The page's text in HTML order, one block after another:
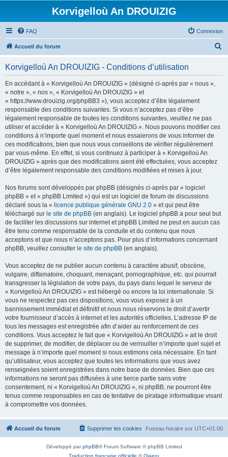
Korvigelloù An DROUIZIG
FAQ Connexion
Accueil du forum
Korvigelloù An DROUIZIG - Conditions d’utilisation
En accédant à « Korvigelloù An DROUIZIG » (désigné ci-après par « nous »,
« notre », « nos », « Korvigelloù An DROUIZIG » et
« https://www.drouizig.org/phpBB3 »), vous acceptez d’être légalement
responsable des conditions suivantes. Si vous n’acceptez pas d’être
légalement responsable de toutes les conditions suivantes, veuillez ne pas
utiliser et accéder à « Korvigelloù An DROUIZIG ». Nous pouvons modifier ces
conditions à n’importe quel moment et nous essaierons de vous informer de
ces modifications, bien que nous vous conseillons de vérifier régulièrement
par vous-même. En effet, si vous continuez à participer à « Korvigelloù An
DROUIZIG » après que des modifications aient été effectuées, vous acceptez
d’être légalement responsable des conditions modifiées et mises à jour.
Nos forums sont développés par phpBB (désignés ci-après par « logiciel
phpBB » et « phpBB Limited ») qui est un logiciel de forum de discussions
déclaré sous la « licence publique générale GNU 2.0 » et qui peut être
téléchargé sur le site de phpBB (en anglais). Le logiciel phpBB a pour seul but
de faciliter les discussions sur internet et phpBB Limited ne peut en aucun cas
être tenu comme responsable de la conduite et du contenu que nous
acceptons et que nous n’acceptons pas. Pour plus d’informations concernant
phpBB, veuillez consulter le site de phpBB (en anglais).
Vous acceptez de ne publier aucun contenu à caractère abusif, obscène,
vulgaire, diffamatoire, choquant, menaçant, pornographique, etc. qui pourrait
transgresser la législation de votre pays, du pays dans lequel le serveur de
« Korvigelloù An DROUIZIG » est hébergé ou encore la loi internationale. Si
vous ne respectez pas ces dispositions, vous vous exposez à un
bannissement immédiat et définitif et nous nous réservons le droit d’avertir
votre fournisseur d’accès à internet et les autorités officielles. L’adresse IP de
tous les messages est enregistrée afin d’aider au renforcement de ces
conditions. Vous acceptez le fait que « Korvigelloù An DROUIZIG » ait le droit
de supprimer, de modifier, de déplacer ou de verrouiller n’importe quel sujet et
message à n’importe quel moment si nous estimons cela nécessaire. En tant
qu’utilisateur, vous acceptez que toutes les informations que vous avez
renseignées soient enregistrées dans notre base de données. Bien que ces
informations ne seront pas diffusées à une tierce partie sans votre
consentement, ni « Korvigelloù An DROUIZIG », ni phpBB, ne pourront être
tenus comme responsables en cas de tentative de piratage informatique visant
à compromettre vos données.
Accueil du forum Fuseau horaire sur UTC+01:00
Supprimer les cookies
Développé parphpBB® Forum Software © phpBB Limited
Traduction française officielle ©Qiaeru